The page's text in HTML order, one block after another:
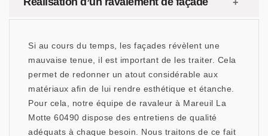
Si au cours du temps, les façades révèlent une
mauvaise tenue, il est important de les traiter. Cela
permet de redonner un atout considérable aux
matériaux afin de lui rendre esthétique et étanche.
Pour cela, notre équipe de ravaleur à Mareuil La
Motte 60490 dispose des entretiens de qualité
adéquats à chaque besoin. Nous traitons de ce fait